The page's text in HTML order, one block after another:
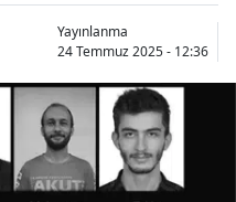
Yayınlanma
24 Temmuz 2025 - 12:36